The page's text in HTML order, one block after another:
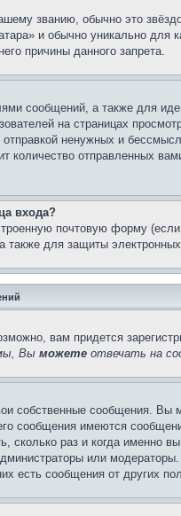
званию, обычно это
и обычно уникально для
причины данного запрета.
сообщений, а также для
на страницах
ненужных и
количество отправленных
входа?
почтовую форму
для защиты
вам придется
Вы можете отвечать на
собственные сообщения. Вы
сообщения имеются
раз и когда именно
или модераторы.
есть сообщения от других